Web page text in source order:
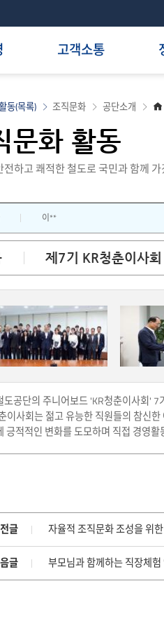
고객소통
공단소개
조직문화
동(목록)
문화 활동
전하고 쾌적한 철도로 국민과 함께
이**
제7기 KR청춘이사
도공단의 주니어보드 'KR청춘이사회'
이사회는 젊고 유능한 직원들의 참신
긍적적인 변화를 도모하며 직접 경영
글 자율적 조직문화 조성을 위
글 부모님과 함께하는 직장체